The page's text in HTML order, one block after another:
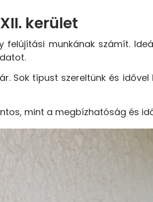
kerület
munkának számít.
Sok típust szereltünk és
mint a megbízhatóság és